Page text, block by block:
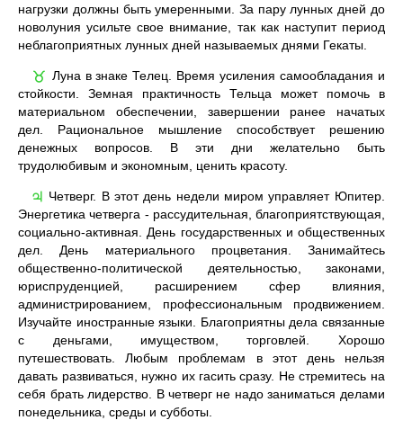
нагрузки должны быть умеренными. За пару лунных дней до
новолуния усильте свое внимание, так как наступит период
неблагоприятных лунных дней называемых днями Гекаты.
♉
Луна в знаке Телец. Время усиления самообладания и
стойкости. Земная практичность Тельца может помочь в
материальном обеспечении, завершении ранее начатых
дел. Рациональное мышление способствует решению
денежных вопросов. В эти дни желательно быть
трудолюбивым и экономным, ценить красоту.
♃
Четверг. В этот день недели миром управляет Юпитер.
Энергетика четверга - рассудительная, благоприятствующая,
социально-активная. День государственных и общественных
дел. День материального процветания. Занимайтесь
общественно-политической деятельностью, законами,
юриспруденцией, расширением сфер влияния,
администрированием, профессиональным продвижением.
Изучайте иностранные языки. Благоприятны дела связанные
с деньгами, имуществом, торговлей. Хорошо
путешествовать. Любым проблемам в этот день нельзя
давать развиваться, нужно их гасить сразу. Не стремитесь на
себя брать лидерство. В четверг не надо заниматься делами
понедельника, среды и субботы.